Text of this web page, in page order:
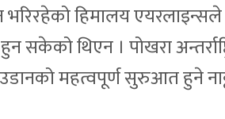
भरिरहेको हिमालय एयरलाइन्सले
सकेको थिएन । पोखरा
उडानको महत्वपूर्ण सुरुआत हुने